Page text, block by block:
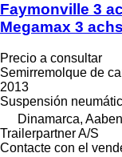
Faymonville 3
Megamax 3
Precio a consultar
Semirremolque de
2013
Suspensión
Dinamarca,
Trailerpartner A/S
Contacte con el